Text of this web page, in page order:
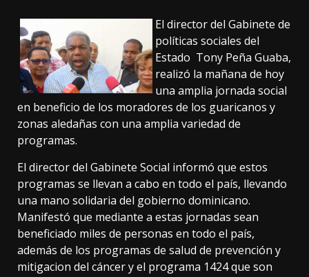
El director del Gabinete de
políticas sociales del
Estado Tony Peña Guaba,
realizó la mañana de hoy
una amplia jornada social
en beneficio de los moradores de los guaricanos y
zonas aledañas con una amplia variedad de
programas.
El director del Gabinete Social informó que estos
programas se llevan a cabo en todo el país, llevando
una mano solidaria del gobierno dominicano.
Manifestó que mediante a estas jornadas sean
beneficiado miles de personas en todo el país,
además de los programas de salud de prevención y
mitigacion del cáncer y el programa 1424 que son